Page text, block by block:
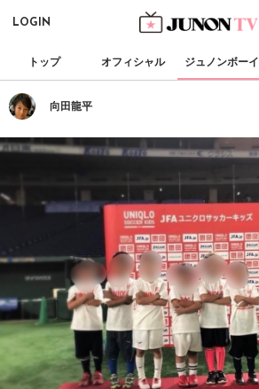
LOGIN
トップ オフィシャル ジュノンボーイ
向田龍平